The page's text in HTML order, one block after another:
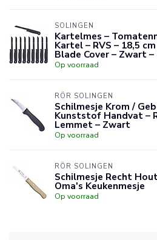
SOLINGEN
Kartelmes –
Kartel – RVS – 18,5
Blade Cover – Zwart
Op voorraad
RÖR SOLINGEN
Schilmesje Krom /
Kunststof Handvat –
Lemmet – Zwart
Op voorraad
RÖR SOLINGEN
Schilmesje Recht
Oma's Keukenmesje
Op voorraad